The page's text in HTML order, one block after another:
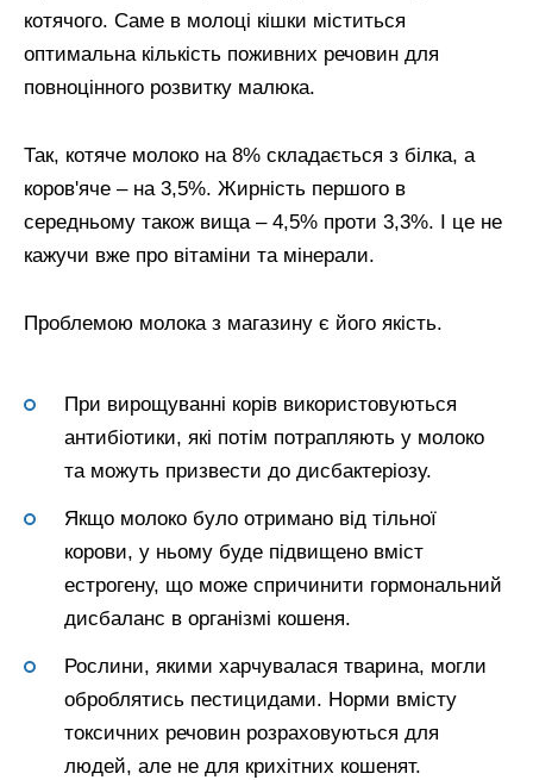
котячого. Саме в молоці кішки міститься
оптимальна кількість поживних речовин для
повноцінного розвитку малюка.
Так, котяче молоко на 8% складається з білка, а
коров'яче – на 3,5%. Жирність першого в
середньому також вища – 4,5% проти 3,3%. І це не
кажучи вже про вітаміни та мінерали.
Проблемою молока з магазину є його якість.
При вирощуванні корів використовуються
антибіотики, які потім потрапляють у молоко
та можуть призвести до дисбактеріозу.
Якщо молоко було отримано від тільної
корови, у ньому буде підвищено вміст
естрогену, що може спричинити гормональний
дисбаланс в організмі кошеня.
Рослини, якими харчувалася тварина, могли
оброблятись пестицидами. Норми вмісту
токсичних речовин розраховуються для
людей, але не для крихітних кошенят.